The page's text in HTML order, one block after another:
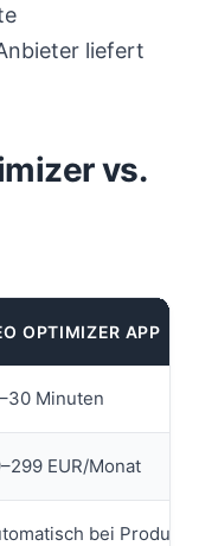
liefert
vs.
OPTIMIZER APP
Minuten
EUR/Monat
bei